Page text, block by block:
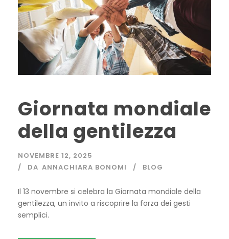
Giornata mondiale
della gentilezza
NOVEMBRE 12, 2025
DA ANNACHIARA BONOMI BLOG
Il 13 novembre si celebra la Giornata mondiale della
gentilezza, un invito a riscoprire la forza dei gesti
semplici.